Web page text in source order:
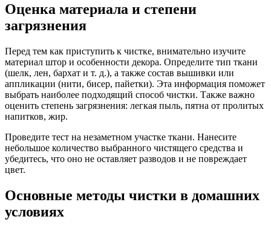
Оценка материала и степени
загрязнения
Перед тем как приступить к чистке, внимательно изучите
материал штор и особенности декора. Определите тип ткани
(шелк, лен, бархат и т. д.), а также состав вышивки или
аппликации (нити, бисер, пайетки). Эта информация поможет
выбрать наиболее подходящий способ чистки. Также важно
оценить степень загрязнения: легкая пыль, пятна от пролитых
напитков, жир.
Проведите тест на незаметном участке ткани. Нанесите
небольшое количество выбранного чистящего средства и
убедитесь, что оно не оставляет разводов и не повреждает
цвет.
Основные методы чистки в домашних
условиях